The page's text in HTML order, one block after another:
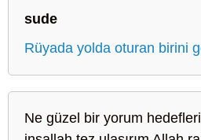
sude
Rüyada yolda oturan birini
Ne güzel bir yorum